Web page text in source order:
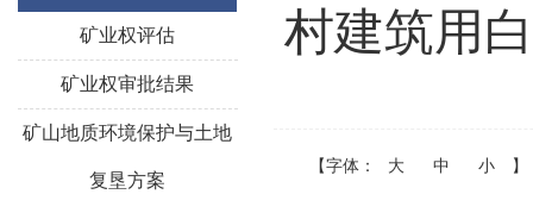
矿业权评估
矿业权审批结果
矿山地质环境保护与土地
复垦方案
村建筑用
【字体： 大 中 小 】